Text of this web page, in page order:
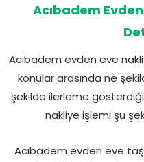
Acıbadem
Acıbadem evden eve
konular arasında ne
şekilde ilerleme
nakliye işlemi şu
Acıbadem evden eve